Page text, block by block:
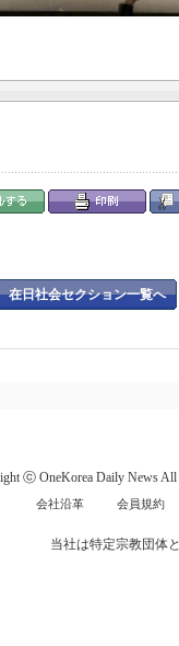
在日社会セクション一覧へ
ⓒ OneKorea Daily News All
会社沿革 会員規約
当社は特定宗教団体